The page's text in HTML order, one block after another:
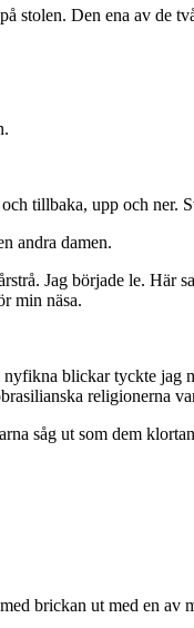
stolen. Den ena av de
tillbaka, upp och ner.
andra damen.
Jag började le.
min näsa.
blickar tyckte
religionerna
såg ut som dem
brickan ut med en av